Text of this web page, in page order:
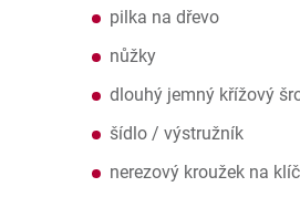
pilka na dřevo
nůžky
dlouhý jemný křížový
šídlo / výstružník
nerezový kroužek na